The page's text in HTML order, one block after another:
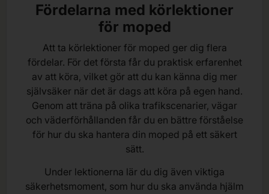
Fördelarna med körlektioner
för moped
Att ta körlektioner för moped ger dig flera
fördelar. För det första får du praktisk erfarenhet
av att köra, vilket gör att du kan känna dig mer
självsäker när det är dags att köra på egen hand.
Genom att träna på olika trafikscenarier, vägar
och väderförhållanden får du en bättre förståelse
för hur du ska hantera din moped på ett säkert
sätt.
Under lektionerna lär du dig även viktiga
säkerhetsmoment, som hur du ska använda hjälm